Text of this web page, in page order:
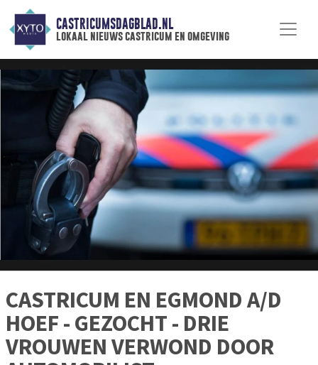
CASTRICUMSDAGBLAD.NL
lokaal nieuws castricum en omgeving
CASTRICUM EN EGMOND A/D
HOEF - GEZOCHT - DRIE
VROUWEN VERWOND DOOR